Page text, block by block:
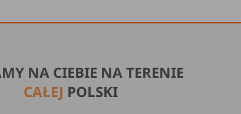
NA CIEBIE NA TERENIE
CAŁEJ POLSKI